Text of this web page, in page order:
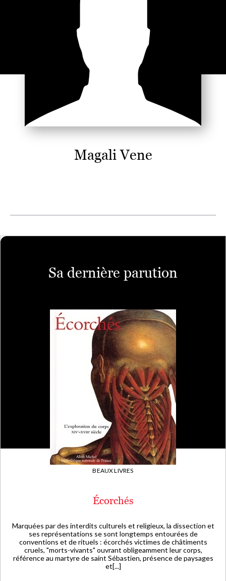
Magali Vene
Sa dernière parution
BEAUX LIVRES
Écorchés
Marquées par des interdits culturels et religieux, la dissection et
ses représentations se sont longtemps entourées de
conventions et de rituels : écorchés victimes de châtiments
cruels, "morts-vivants" ouvrant obligeamment leur corps,
référence au martyre de saint Sébastien, présence de paysages
et[...]